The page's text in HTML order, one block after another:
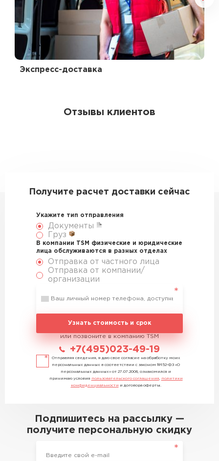
Экспресс-доставка
Отзывы клиентов
Получите расчет доставки сейчас
Укажите тип отправления
Документы
Груз
В компании TSM физические и юридические
лица обслуживаются в разных отделах
Отправка от частного лица
Отправка от компании/
организации
Узнать стоимость и срок
или позвоните в компанию TSM
+7(495)023-49-19
Отправляя сведения, я даю свое согласие на обработку моих
персональных данных в соответствии с законом №152-ФЗ «О
персональных данных» от 27.07.2006, ознакомился и
принимаю условия пользовательского соглашения
политики
конфиденциальности и договора оферты.
Подпишитесь на рассылку —
получите персональную скидку